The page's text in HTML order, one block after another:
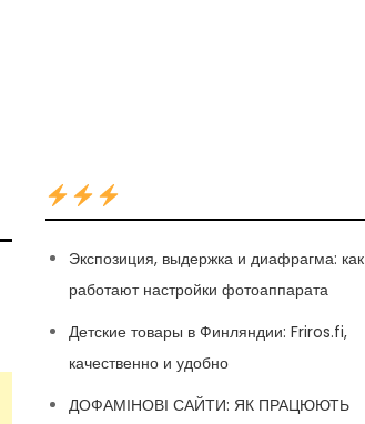
Экспозиция, выдержка и диафрагма: как
работают настройки фотоаппарата
Детские товары в Финляндии: Friros.fi,
качественно и удобно
ДОФАМІНОВІ САЙТИ: ЯК ПРАЦЮЮТЬ